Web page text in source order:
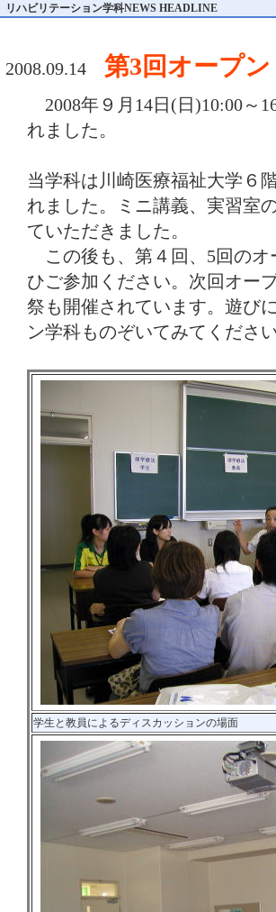
リハビリテーション学科NEWS HEADLINE
2008.09.14 第3回オープ
2008年９月14日(日)10:00～
れました。
当学科は川崎医療福祉大学６
れました。ミニ講義、実習室
ていただきました。
この後も、第４回、5回のオ
ひご参加ください。次回オー
祭も開催されています。遊び
ン学科ものぞいてみてくださ
学生と教員によるディスカッションの場面